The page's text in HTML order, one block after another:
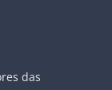
das